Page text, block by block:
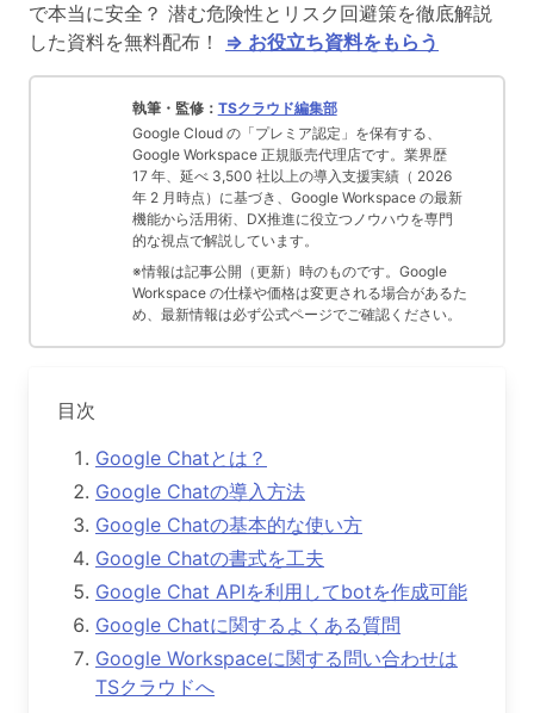
で本当に安全？ 潜む危険性とリスク回避策を徹底解説
した資料を無料配布！ ⇒ お役立ち資料をもらう
執筆・監修： TSクラウド編集部
Google Cloud の「プレミア認定」を保有する、
Google Workspace 正規販売代理店です。業界歴
17 年、延べ 3,500 社以上の導入支援実績（ 2026
年 2 月時点）に基づき、Google Workspace の最新
機能から活用術、DX推進に役立つノウハウを専門
的な視点で解説しています。
※情報は記事公開（更新）時のものです。Google
Workspace の仕様や価格は変更される場合があるた
め、最新情報は必ず公式ページでご確認ください。
目次
Google Chatとは？
Google Chatの導入方法
Google Chatの基本的な使い方
Google Chatの書式を工夫
Google Chat APIを利用してbotを作成可能
Google Chatに関するよくある質問
Google Workspaceに関する問い合わせは
TSクラウドへ